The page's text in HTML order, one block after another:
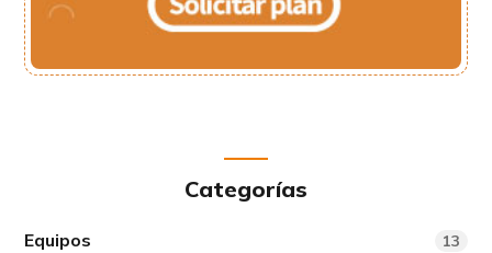
Categorías
Equipos 13